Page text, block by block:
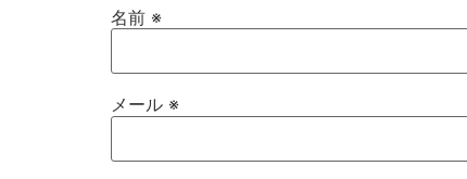
名前 ※
メール ※